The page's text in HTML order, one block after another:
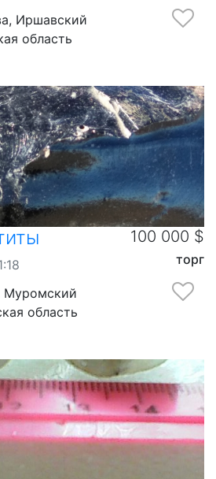
Иршавский
область
Муромский
область
100 000 $
торг